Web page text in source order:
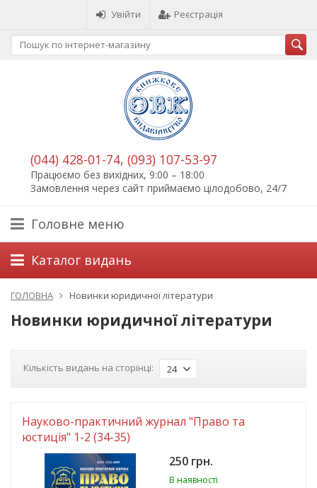
Увійти Реєстрація
(044) 428-01-74, (093) 107-53-97
Працюємо без вихідних, 9:00 – 18:00
Замовлення через сайт приймаємо цілодобово, 24/7
Головне меню
Каталог видань
ГОЛОВНА Новинки юридичної літератури
Новинки юридичної літератури
Кількість видань на сторінці: 24
Науково-практичний журнал "Право та
юстиція" 1-2 (34-35)
250 грн.
В наявності